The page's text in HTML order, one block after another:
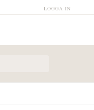
LOGGA IN